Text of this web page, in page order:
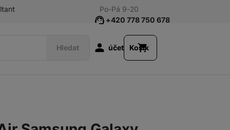
Hledat
+420 778 750 678
Po-Pá 9-20
Uživatelská
účet Košík